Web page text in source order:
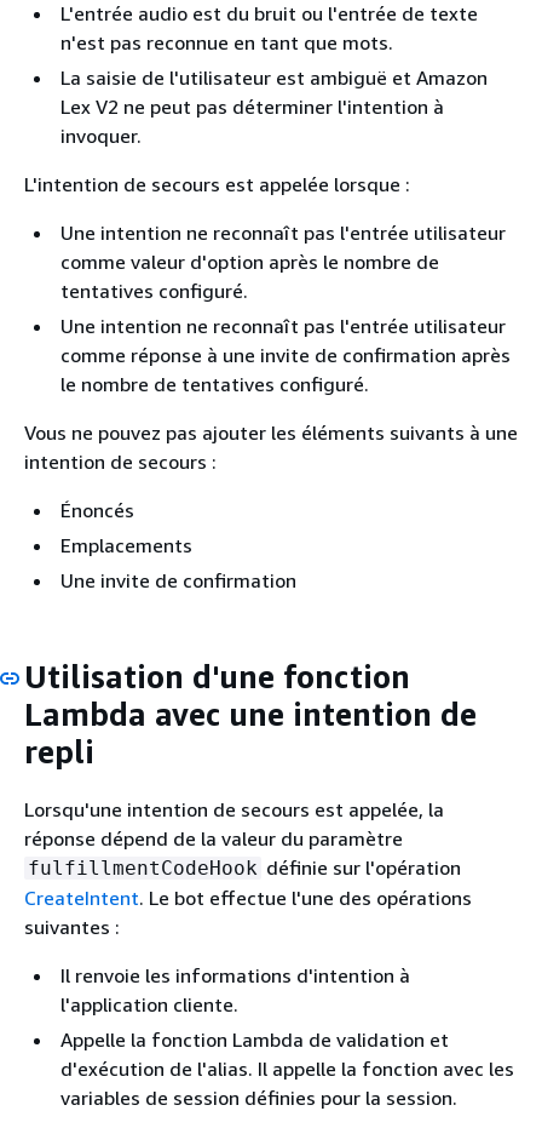
L'entrée audio est du bruit ou l'entrée de texte
n'est pas reconnue en tant que mots.
La saisie de l'utilisateur est ambiguë et Amazon
Lex V2 ne peut pas déterminer l'intention à
invoquer.
L'intention de secours est appelée lorsque :
Une intention ne reconnaît pas l'entrée utilisateur
comme valeur d'option après le nombre de
tentatives configuré.
Une intention ne reconnaît pas l'entrée utilisateur
comme réponse à une invite de confirmation après
le nombre de tentatives configuré.
Vous ne pouvez pas ajouter les éléments suivants à une
intention de secours :
Énoncés
Emplacements
Une invite de confirmation
Utilisation d'une fonction
Lambda avec une intention de
repli
Lorsqu'une intention de secours est appelée, la
réponse dépend de la valeur du paramètre
fulfillmentCodeHook définie sur l'opération
CreateIntent. Le bot effectue l'une des opérations
suivantes :
Il renvoie les informations d'intention à
l'application cliente.
Appelle la fonction Lambda de validation et
d'exécution de l'alias. Il appelle la fonction avec les
variables de session définies pour la session.